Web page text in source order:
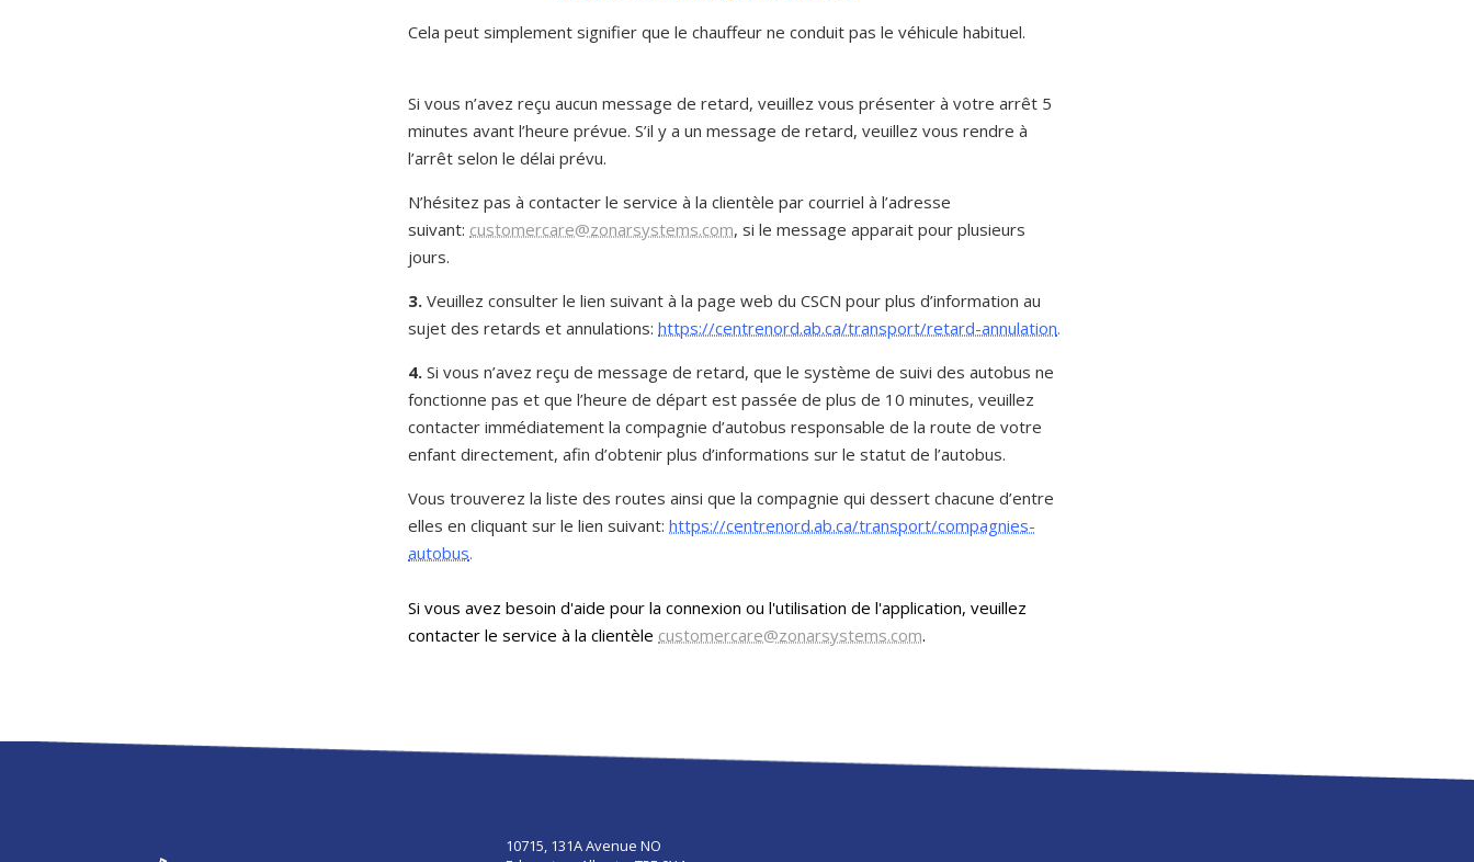
Cela peut simplement signifier que le chauffeur ne conduit pas le véhicule habituel.
Si vous n’avez reçu aucun message de retard, veuillez vous présenter à votre arrêt 5
minutes avant l’heure prévue. S’il y a un message de retard, veuillez vous rendre à
l’arrêt selon le délai prévu.
N’hésitez pas à contacter le service à la clientèle par courriel à l’adresse
suivant: customercare@zonarsystems.com, si le message apparait pour plusieurs
jours.
3. Veuillez consulter le lien suivant à la page web du CSCN pour plus d’information au
sujet des retards et annulations: https://centrenord.ab.ca/transport/retard-annulation.
4. Si vous n’avez reçu de message de retard, que le système de suivi des autobus ne
fonctionne pas et que l’heure de départ est passée de plus de 10 minutes, veuillez
contacter immédiatement la compagnie d’autobus responsable de la route de votre
enfant directement, afin d’obtenir plus d’informations sur le statut de l’autobus.
Vous trouverez la liste des routes ainsi que la compagnie qui dessert chacune d’entre
elles en cliquant sur le lien suivant: https://centrenord.ab.ca/transport/compagnies-
autobus.
Si vous avez besoin d'aide pour la connexion ou l'utilisation de l'application, veuillez
contacter le service à la clientèle customercare@zonarsystems.com.
10715, 131A Avenue NO